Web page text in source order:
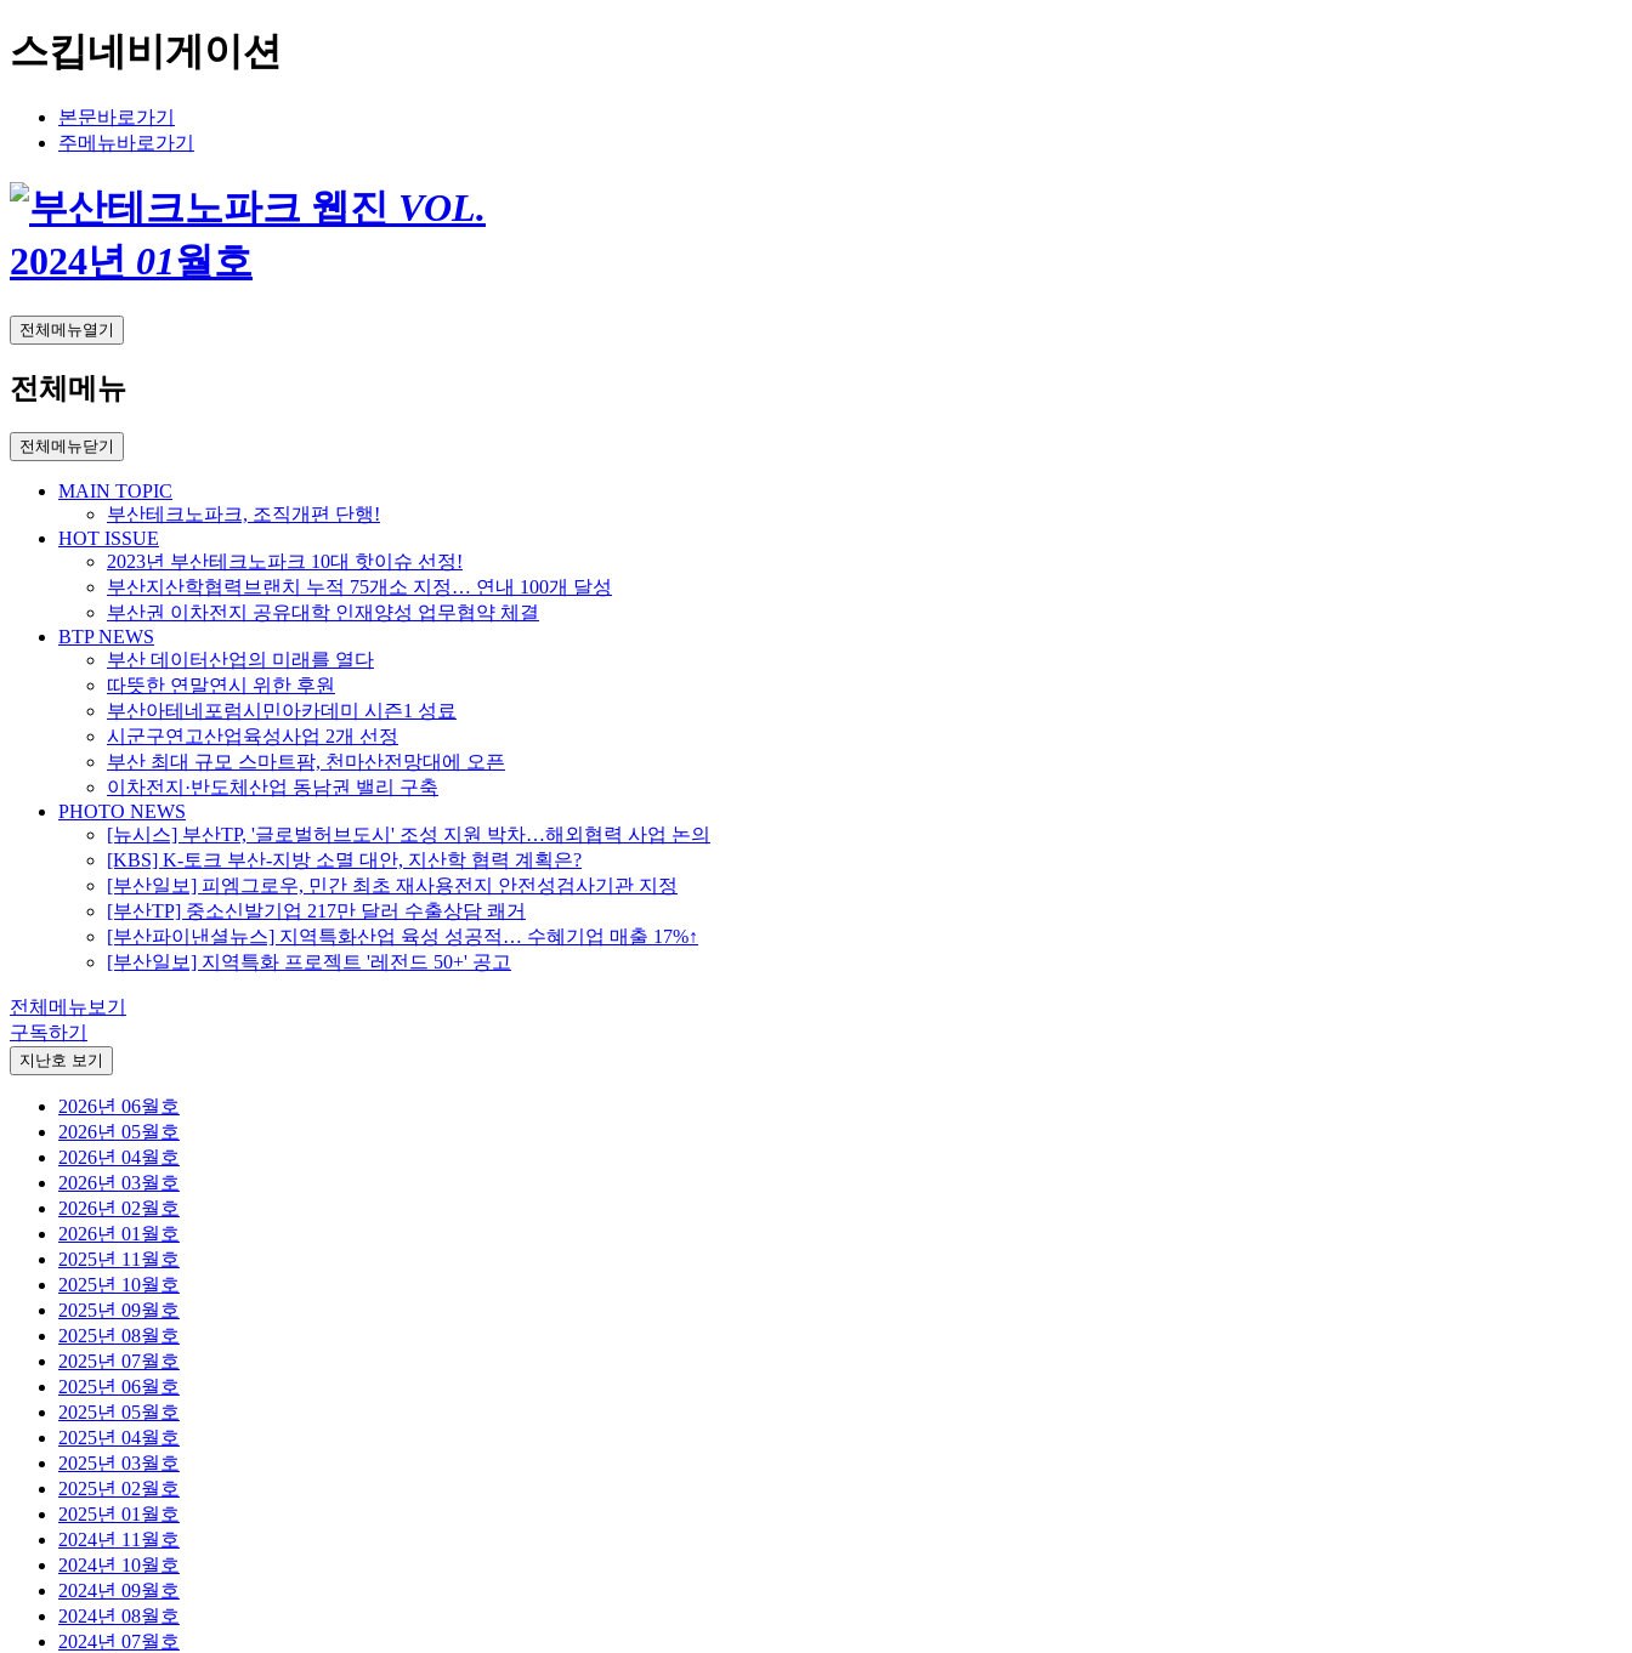
스킵네비게이션
본문바로가기
주메뉴바로가기
VOL.
2024년 01월호
전체메뉴열기
전체메뉴
전체메뉴닫기
MAIN TOPIC
부산테크노파크, 조직개편 단행!
HOT ISSUE
2023년 부산테크노파크 10대 핫이슈 선정!
부산지산학협력브랜치 누적 75개소 지정… 연내 100개 달성
부산권 이차전지 공유대학 인재양성 업무협약 체결
BTP NEWS
부산 데이터산업의 미래를 열다
따뜻한 연말연시 위한 후원
부산아테네포럼시민아카데미 시즌1 성료
시군구연고산업육성사업 2개 선정
부산 최대 규모 스마트팜, 천마산전망대에 오픈
이차전지·반도체산업 동남권 밸리 구축
PHOTO NEWS
[뉴시스] 부산TP, '글로벌허브도시' 조성 지원 박차…해외협력 사업 논의
[KBS] K-토크 부산-지방 소멸 대안, 지산학 협력 계획은?
[부산일보] 피엠그로우, 민간 최초 재사용전지 안전성검사기관 지정
[부산TP] 중소신발기업 217만 달러 수출상담 쾌거
[부산파이낸셜뉴스] 지역특화산업 육성 성공적… 수혜기업 매출 17%↑
[부산일보] 지역특화 프로젝트 '레전드 50+' 공고
전체메뉴보기
구독하기
지난호 보기
2026년 06월호
2026년 05월호
2026년 04월호
2026년 03월호
2026년 02월호
2026년 01월호
2025년 11월호
2025년 10월호
2025년 09월호
2025년 08월호
2025년 07월호
2025년 06월호
2025년 05월호
2025년 04월호
2025년 03월호
2025년 02월호
2025년 01월호
2024년 11월호
2024년 10월호
2024년 09월호
2024년 08월호
2024년 07월호